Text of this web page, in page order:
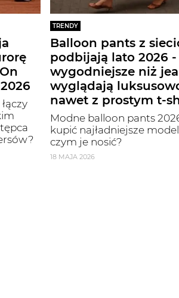
TRENDY
Balloon pants z
podbijają lato 2026 -
wygodniejsze niż
wyglądają
nawet z prostym t-
Modne balloon pants
kupić najładniejsze
czym je nosić?
18 MAJA 2026